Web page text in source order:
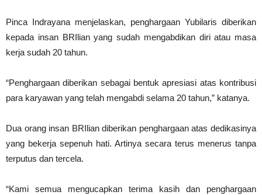
Pinca Indrayana menjelaskan, penghargaan Yubilaris diberikan
kepada insan BRIlian yang sudah mengabdikan diri atau masa
kerja sudah 20 tahun.
“Penghargaan diberikan sebagai bentuk apresiasi atas kontribusi
para karyawan yang telah mengabdi selama 20 tahun,” katanya.
Dua orang insan BRIlian diberikan penghargaan atas dedikasinya
yang bekerja sepenuh hati. Artinya secara terus menerus tanpa
terputus dan tercela.
“Kami semua mengucapkan terima kasih dan penghargaan